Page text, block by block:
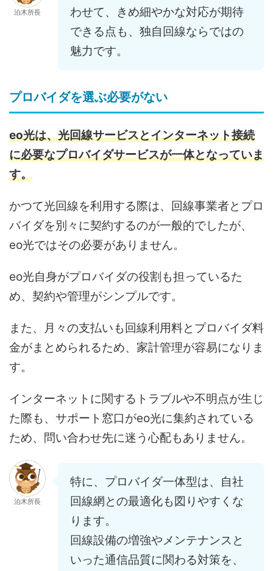
泊木所長
わせて、きめ細やかな対応が期待
できる点も、独自回線ならではの
魅力です。
プロバイダを選ぶ必要がない
eo光は、光回線サービスとインターネット接続
に必要なプロバイダサービスが一体となっていま
す。
かつて光回線を利用する際は、回線事業者とプロ
バイダを別々に契約するのが一般的でしたが、
eo光ではその必要がありません。
eo光自身がプロバイダの役割も担っているた
め、契約や管理がシンプルです。
また、月々の支払いも回線利用料とプロバイダ料
金がまとめられるため、家計管理が容易になりま
す。
インターネットに関するトラブルや不明点が生じ
た際も、サポート窓口がeo光に集約されている
ため、問い合わせ先に迷う心配もありません。
泊木所長
特に、プロバイダ一体型は、自社
回線網との最適化も図りやすくな
ります。
回線設備の増強やメンテナンスと
いった通信品質に関わる対策を、